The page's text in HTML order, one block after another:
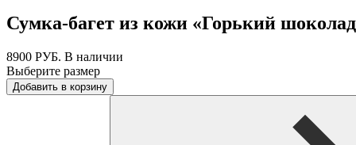
Сумка-багет из кожи «Горький
8900 РУБ. В наличии
Выберите размер
Добавить в корзину